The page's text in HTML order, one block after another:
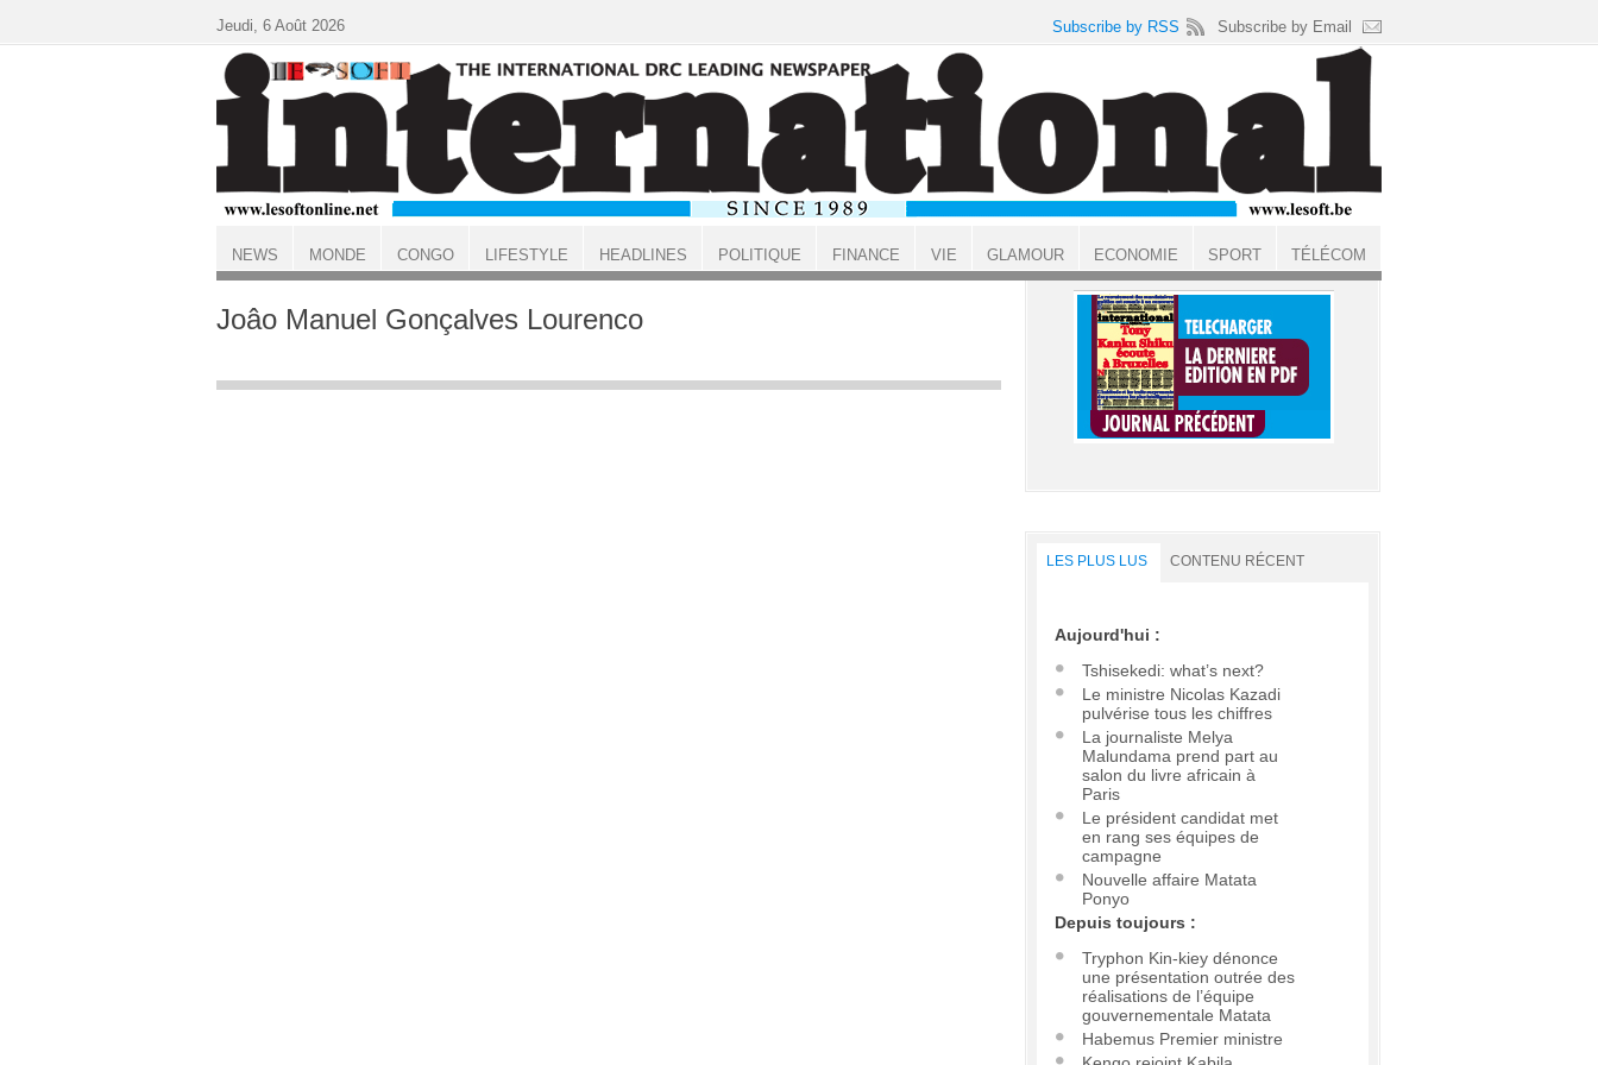
ACCUEIL
Joâo Manuel Gonçalves Lourenco
LES PLUS LUS CONTENU RÉCENT
Aujourd'hui :
Tshisekedi: what’s next?
Le ministre Nicolas Kazadi
pulvérise tous les chiffres
La journaliste Melya
Malundama prend part au
salon du livre africain à
Paris
Le président candidat met
en rang ses équipes de
campagne
Nouvelle affaire Matata
Ponyo
Depuis toujours :
Tryphon Kin-kiey dénonce
une présentation outrée des
réalisations de l’équipe
gouvernementale Matata
Habemus Premier ministre
Jeudi, 6 Août 2026 Subscribe by RSS Subscribe by Email
NEWS MONDE CONGO LIFESTYLE HEADLINES POLITIQUE FINANCE VIE GLAMOUR ECONOMIE SPORT TÉLÉCOM